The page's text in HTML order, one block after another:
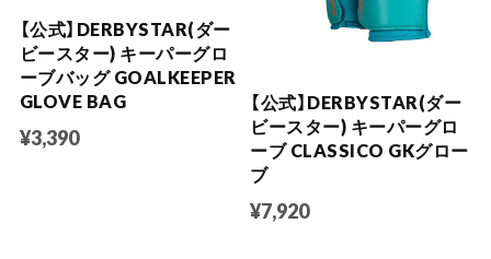
【公式】DERBYSTAR(ダー
ビースター) キーパーグロ
ーブバッグ GOALKEEPER
GLOVE BAG
¥3,390
【公式】DERBYSTAR(ダー
ビースター) キーパーグロ
ーブ CLASSICO GKグロー
ブ
¥7,920